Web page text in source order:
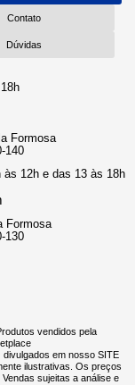
Contato
Dúvidas
Formosa
140
às 12h e das 13 às 18h
Formosa
130
vendidos pela
em nosso SITE
ilustrativas. Os preços
sujeitas a análise e